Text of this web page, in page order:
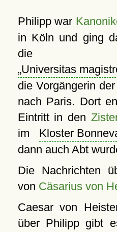
Philipp war
in Köln und ging
die
Universitas
die Vorgängerin
nach Paris. Dort
Eintritt in den
im Kloster
dann auch Abt
Die Nachrichten
von Cäsarius von
Caesar von
über Philipp gibt